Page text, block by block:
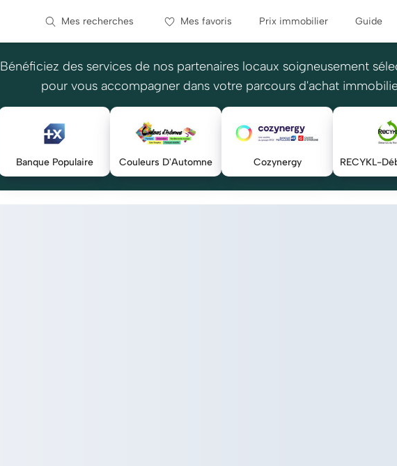
Mes recherches Mes favoris Prix immobilier Guide
Bénéficiez des services de nos partenaires locaux soigneusement
pour vous accompagner dans votre parcours d'achat
Banque Populaire Couleurs D'Automne Cozynergy